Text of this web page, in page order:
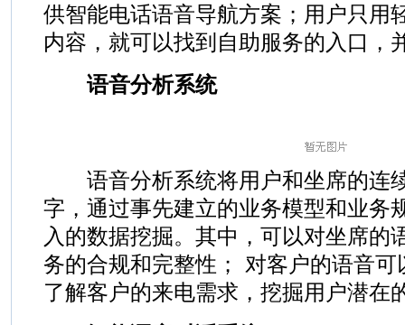
供智能电话语音导航方案；用户只用
内容，就可以找到自助服务的入口，
语音分析系统
语音分析系统将用户和坐席的连
字，通过事先建立的业务模型和业务
入的数据挖掘。其中，可以对坐席的
务的合规和完整性； 对客户的语音
了解客户的来电需求，挖掘用户潜在